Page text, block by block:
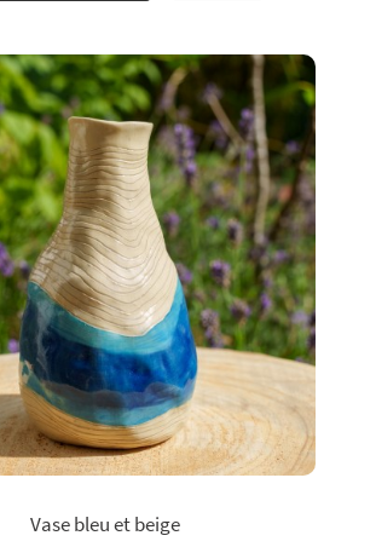
Vase bleu et beige